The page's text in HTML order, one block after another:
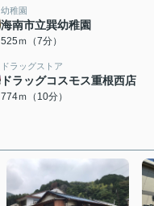
幼稚園
海南市立巽幼稚園
525ｍ（7分）
ドラッグストア
ドラッグコスモス重根西店
774ｍ（10分）